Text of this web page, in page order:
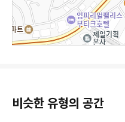
비슷한 유형의 공간